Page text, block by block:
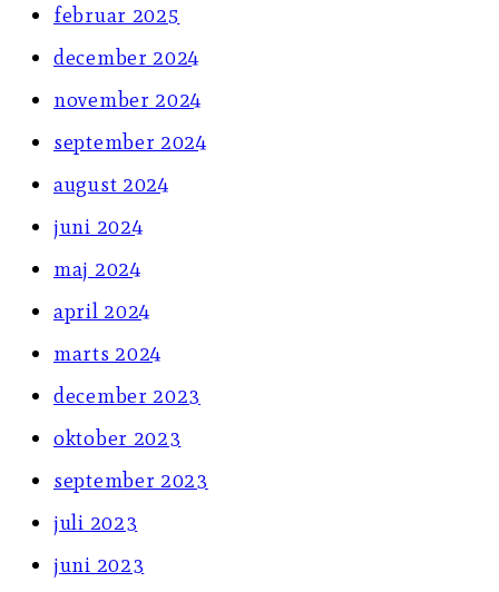
februar 2025
december 2024
november 2024
september 2024
august 2024
juni 2024
maj 2024
april 2024
marts 2024
december 2023
oktober 2023
september 2023
juli 2023
juni 2023